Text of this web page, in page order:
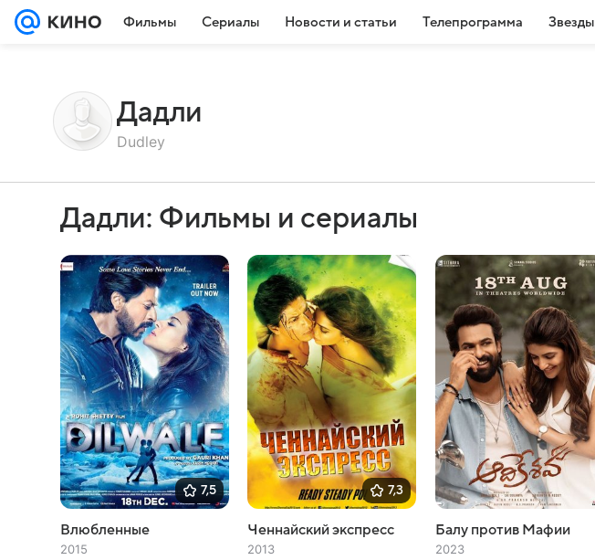
Фильмы Сериалы Новости и статьи Телепрограмма Звезды
Дадли
Dudley
Дадли: Фильмы и сериалы
7,5
Влюбленные
2015
7,3
Ченнайский экспресс
2013
Балу против Мафии
2023